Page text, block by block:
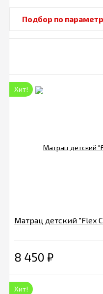
Подбор по
Хит!
Матрац детский "Flex
8 450 ₽
Хит!